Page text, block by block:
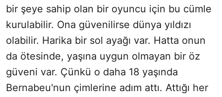
bir şeye sahip olan bir oyuncu için bu cümle
kurulabilir. Ona güvenilirse dünya yıldızı
olabilir. Harika bir sol ayağı var. Hatta onun
da ötesinde, yaşına uygun olmayan bir öz
güveni var. Çünkü o daha 18 yaşında
Bernabeu'nun çimlerine adım attı. Attığı her